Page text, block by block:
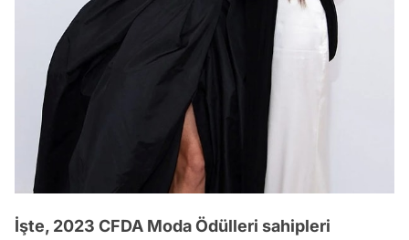
İşte, 2023 CFDA Moda Ödülleri sahipleri